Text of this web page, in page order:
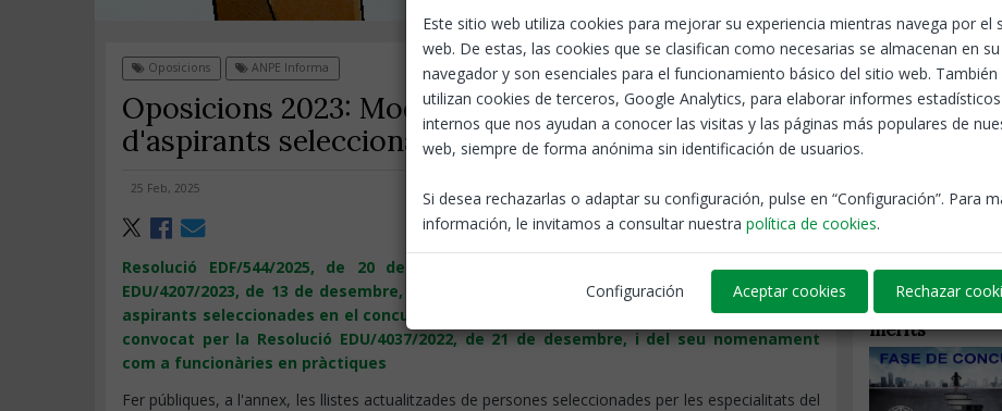
Oposicions ANPE Informa Tornar
Oposicions 2023: Modificació de les llistes
d'aspirants seleccionats
25 Feb, 2025
Resolució EDF/544/2025, de 20 de febrer, de tercera modificació de la Resolució
EDU/4207/2023, de 13 de desembre, per la qual es fan públiques les llistes de persones
aspirants seleccionades en el concurs oposició per a l'ingrés a la funció pública docent,
convocat per la Resolució EDU/4037/2022, de 21 de desembre, i del seu nomenament
com a funcionàries en pràctiques
Fer públiques, a l'annex, les llistes actualitzades de persones seleccionades per les especialitats del
Nomenament
oposicions 2023
Oposicions.
mèrits
Este sitio web utiliza cookies para mejorar su experiencia mientras navega por el
web. De estas, las cookies que se clasifican como necesarias se almacenan en su
navegador y son esenciales para el funcionamiento básico del sitio web. También
utilizan cookies de terceros, Google Analytics, para elaborar informes estadísticos
internos que nos ayudan a conocer las visitas y las páginas más populares de
web, siempre de forma anónima sin identificación de usuarios.
Si desea rechazarlas o adaptar su configuración, pulse en “Configuración”. Para
información, le invitamos a consultar nuestra política de cookies.
Configuración Aceptar cookies Rechazar